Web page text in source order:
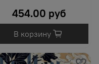
454.00 руб
В корзину